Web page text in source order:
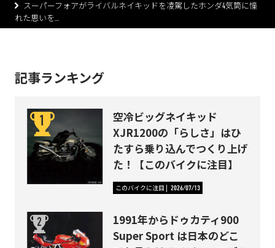
スーパーフォアがライバルネイキッドを凌駕したホンダ4気筒に憧
れた思いを…
記事ランキング
空冷ビッグネイキッド
XJR1200の「らしさ」はひ
たすら乗り込んでつくり上げ
た！【このバイクに注目】
このバイクに注目 2026/07/13
1991年からドゥカティ900
Super Sport は日本のどこ